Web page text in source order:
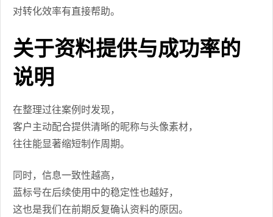
对转化效率有直接帮助。
关于资料提供与成功率的
说明
在整理过往案例时发现，
客户主动配合提供清晰的昵称与头像素材，
往往能显著缩短制作周期。
同时，信息一致性越高，
蓝标号在后续使用中的稳定性也越好，
这也是我们在前期反复确认资料的原因。